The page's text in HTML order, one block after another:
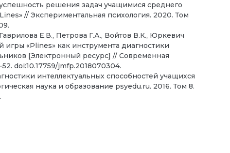
решения задач учащимися среднего
// Экспериментальная психология. 2020. Том
Е.В., Петрова Г.А., Войтов В.К., Юркевич
«Plines» как инструмента диагностики
[Электронный ресурс] // Современная
doi:10.17759/jmfp.2018070304.
интеллектуальных способностей учащихся
наука и образование psyedu.ru. 2016. Том 8.